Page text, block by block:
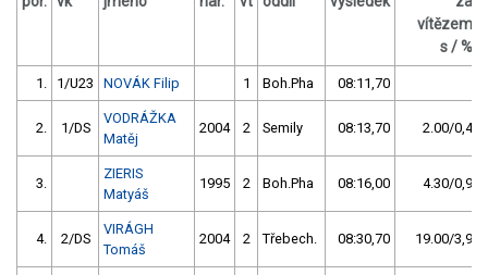
vítězem
s / %
1. 1/U23 NOVÁK Filip 1 Boh.Pha 08:11,70
2. 1/DS
VODRÁŽKA
Matěj
2004 2 Semily 08:13,70 2.00/0,4
3.
ZIERIS
Matyáš
1995 2 Boh.Pha 08:16,00 4.30/0,9
4. 2/DS
VIRÁGH
Tomáš
2004 2 Třebech. 08:30,70 19.00/3,9